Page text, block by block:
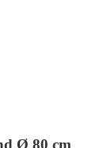
Ø 80 cm